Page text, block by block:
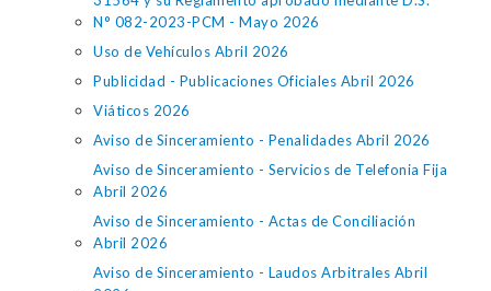
N° 082-2023-PCM - Mayo 2026
Uso de Vehículos Abril 2026
Publicidad - Publicaciones Oficiales Abril 2026
Viáticos 2026
Aviso de Sinceramiento - Penalidades Abril 2026
Aviso de Sinceramiento - Servicios de Telefonia Fija
Abril 2026
Aviso de Sinceramiento - Actas de Conciliación
Abril 2026
Aviso de Sinceramiento - Laudos Arbitrales Abril